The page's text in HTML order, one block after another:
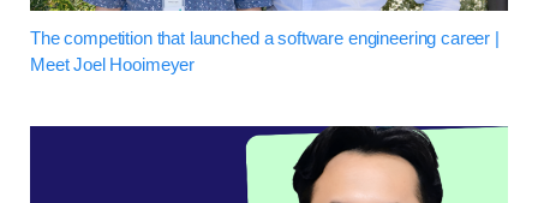
The competition that launched a software engineering career |
Meet Joel Hooimeyer